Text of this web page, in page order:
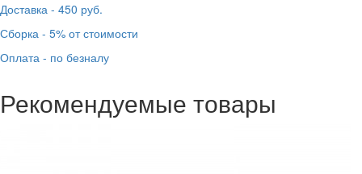
Доставка - 450 руб.
Сборка - 5% от стоимости
Оплата - по безналу
Рекомендуемые товары